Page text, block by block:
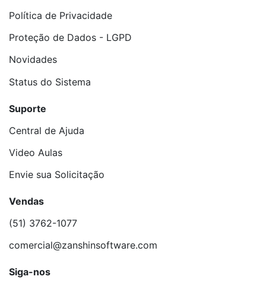
Política de Privacidade
Proteção de Dados - LGPD
Novidades
Status do Sistema
Suporte
Central de Ajuda
Video Aulas
Envie sua Solicitação
Vendas
(51) 3762-1077
comercial@zanshinsoftware.com
Siga-nos